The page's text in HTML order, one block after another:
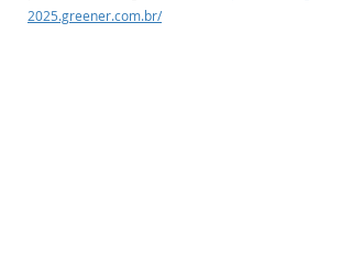
2025.greener.com.br/